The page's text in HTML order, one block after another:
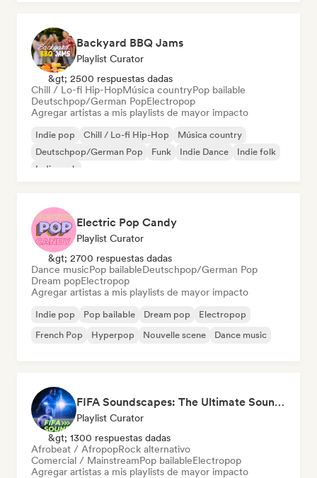
Backyard BBQ Jams
Playlist Curator
&gt; 2500 respuestas dadas
Chill / Lo-fi Hip-HopMúsica countryPop bailable
Deutschpop/German PopElectropop
Agregar artistas a mis playlists de mayor impacto
Indie pop Chill / Lo-fi Hip-Hop
Música country
Deutschpop/German Pop
Funk Indie Dance
Indie folk
Indie rock
Electric Pop Candy
Playlist Curator
&gt; 2700 respuestas dadas
Dance musicPop bailableDeutschpop/German Pop
Dream popElectropop
Agregar artistas a mis playlists de mayor impacto
Indie pop Pop bailable Dream pop
Electropop
French Pop
Hyperpop Nouvelle scene Dance music
FIFA Soundscapes: The Ultimate Soundtrack ⚽️ Festival Indie, Electropop & Dance Anthems
Playlist Curator
&gt; 1300 respuestas dadas
Afrobeat / AfropopRock alternativo
Comercial / MainstreamPop bailableElectropop
Agregar artistas a mis playlists de mayor impacto